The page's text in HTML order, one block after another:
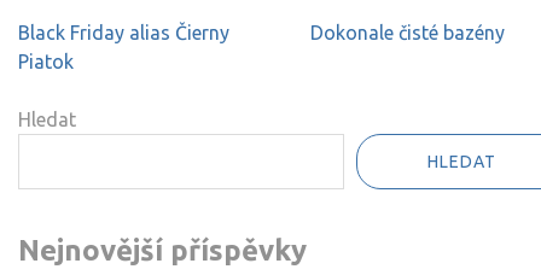
Navigace
pro
Black Friday alias Čierny
Piatok
Dokonale čisté bazény
Hledat
HLEDAT
Nejnovější příspěvky